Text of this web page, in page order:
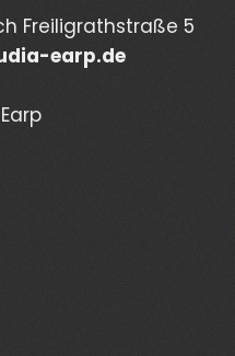
Freiligrathstraße 5
earp.de